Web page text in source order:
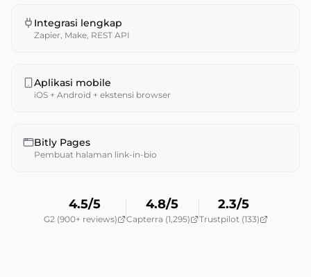
Integrasi lengkap
Zapier, Make, REST API
Aplikasi mobile
iOS + Android + ekstensi browser
Bitly Pages
Pembuat halaman link-in-bio
4.5/5
G2 (900+ reviews)
4.8/5
Capterra (1,295)
2.3/5
Trustpilot (133)